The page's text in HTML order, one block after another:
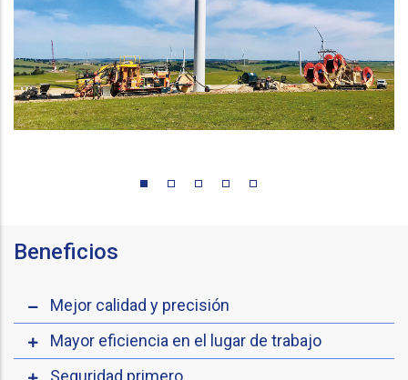
Beneficios
Mejor calidad y precisión
Mayor eficiencia en el lugar de trabajo
Seguridad primero